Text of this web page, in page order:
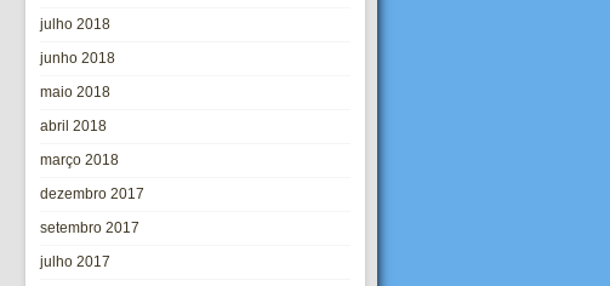
julho 2018
junho 2018
maio 2018
abril 2018
março 2018
dezembro 2017
setembro 2017
julho 2017